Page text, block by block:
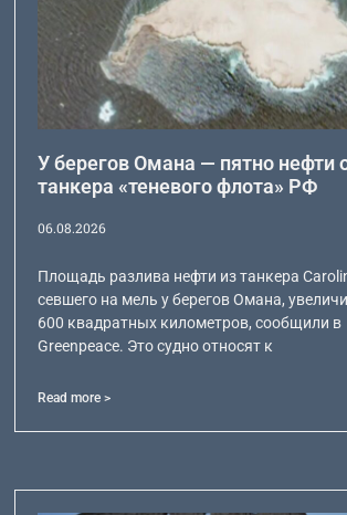
У берегов Омана — пятно нефти
танкера «теневого флота» РФ
06.08.2026
Площадь разлива нефти из танкера
севшего на мель у берегов Омана,
600 квадратных километров, сообщили в
Greenpeace. Это судно относят к
Read more >